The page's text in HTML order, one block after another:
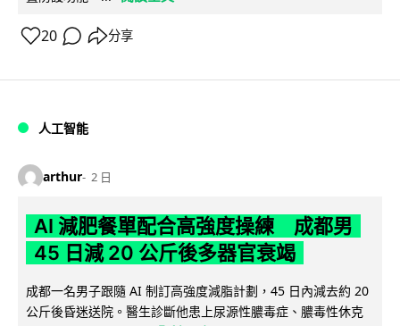
20 分享
人工智能
arthur 2 日
AI 減肥餐單配合高強度操練 成都男
45 日減 20 公斤後多器官衰竭
成都一名男子跟隨 AI 制訂高強度減脂計劃，45 日內減去約 20
公斤後昏迷送院。醫生診斷他患上尿源性膿毒症、膿毒性休克